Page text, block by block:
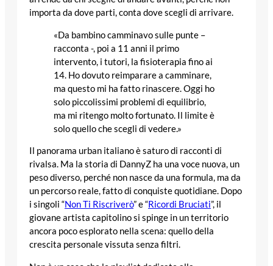
importa da dove parti, conta dove scegli di arrivare.
«Da bambino camminavo sulle punte –
racconta -, poi a 11 anni il primo
intervento, i tutori, la fisioterapia fino ai
14. Ho dovuto reimparare a camminare,
ma questo mi ha fatto rinascere. Oggi ho
solo piccolissimi problemi di equilibrio,
ma mi ritengo molto fortunato. Il limite è
solo quello che scegli di vedere.»
Il panorama urban italiano è saturo di racconti di
rivalsa. Ma la storia di DannyZ ha una voce nuova, un
peso diverso, perché non nasce da una formula, ma da
un percorso reale, fatto di conquiste quotidiane. Dopo
i singoli “Non Ti Riscriverò” e “Ricordi Bruciati”, il
giovane artista capitolino si spinge in un territorio
ancora poco esplorato nella scena: quello della
crescita personale vissuta senza filtri.